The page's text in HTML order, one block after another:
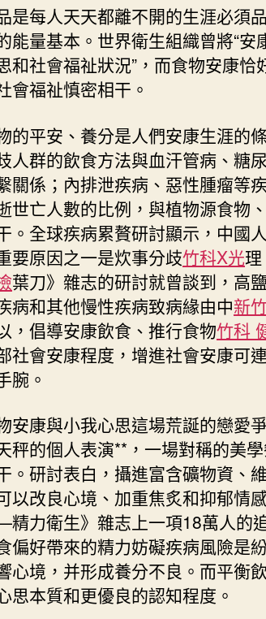
是每人天天都離不開的生涯必須
能量基本。世界衛生組織曾將“安
和社會福祉狀況”，而食物安康恰
會福祉慎密相干。
的平安、養分是人們安康生涯的
人群的飲食方法與血汗管病、糖
關係；內排泄疾病、惡性腫瘤等
世亡人數的比例，與植物源食物
。全球疾病累贅研討顯示，中國
要原因之一是炊事分歧竹科X光
葉刀》雜志的研討就曾談到，高
病和其他慢性疾病致病緣由中新
，倡導安康飲食、推行食物竹科
社會安康程度，增進社會安康可連
腕。
安康與小我心思這場荒誕的戀愛
秤的個人表演**，一場對稱的美
。研討表白，攝進富含礦物資、
以改良心境、加重焦炙和抑郁情
精力衛生》雜志上一項18萬人的
偏好帶來的精力妨礙疾病風險是
心境，并形成養分不良。而平衡
思本質和更優良的認知程度。